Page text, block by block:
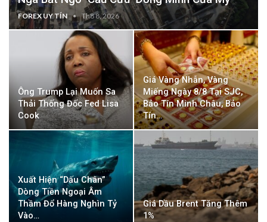
FOREX UY TÍN Th8 8, 2026
Ông Trump Lại Muốn Sa
Thải Thống Đốc Fed Lisa
Cook
Giá Vàng Nhẫn, Vàng
Miếng Ngày 8/8 Tại SJC,
Bảo Tín Minh Châu, Bảo
Tín…
Xuất Hiện “dấu Chân”
Dòng Tiền Ngoại Âm
Thầm Đổ Hàng Nghìn Tỷ
Vào…
Giá Dầu Brent Tăng Thêm
1%